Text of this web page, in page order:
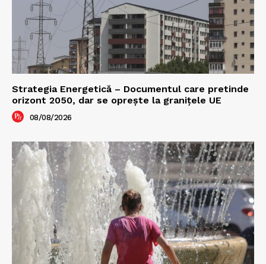
Strategia Energetică – Documentul care pretinde
orizont 2050, dar se oprește la granițele UE
08/08/2026